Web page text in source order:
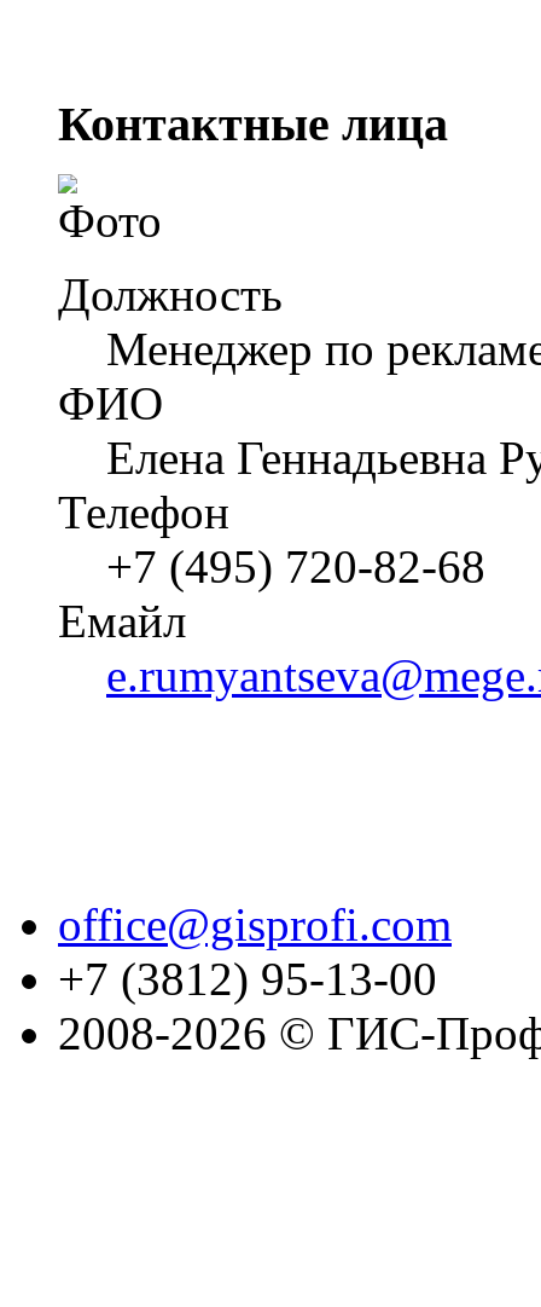
Контактные лица
Должность
Менеджер по
ФИО
Елена Геннадьевна
Телефон
+7 (495) 720-82-68
Емайл
office@gisprofi.com
+7 (3812) 95-13-00
2008-2026 © ГИС-